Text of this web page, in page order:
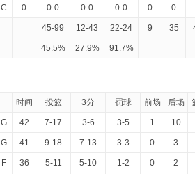
C 0 0-0 0-0 0-0 0 0
45-99 12-43 22-24 9 35
45.5% 27.9% 91.7%
时间 投篮 3分 罚球 前场 后场
G 42 7-17 3-6 3-5 1 10
G 41 9-18 7-13 3-3 0 3
F 36 5-11 5-10 1-2 0 2